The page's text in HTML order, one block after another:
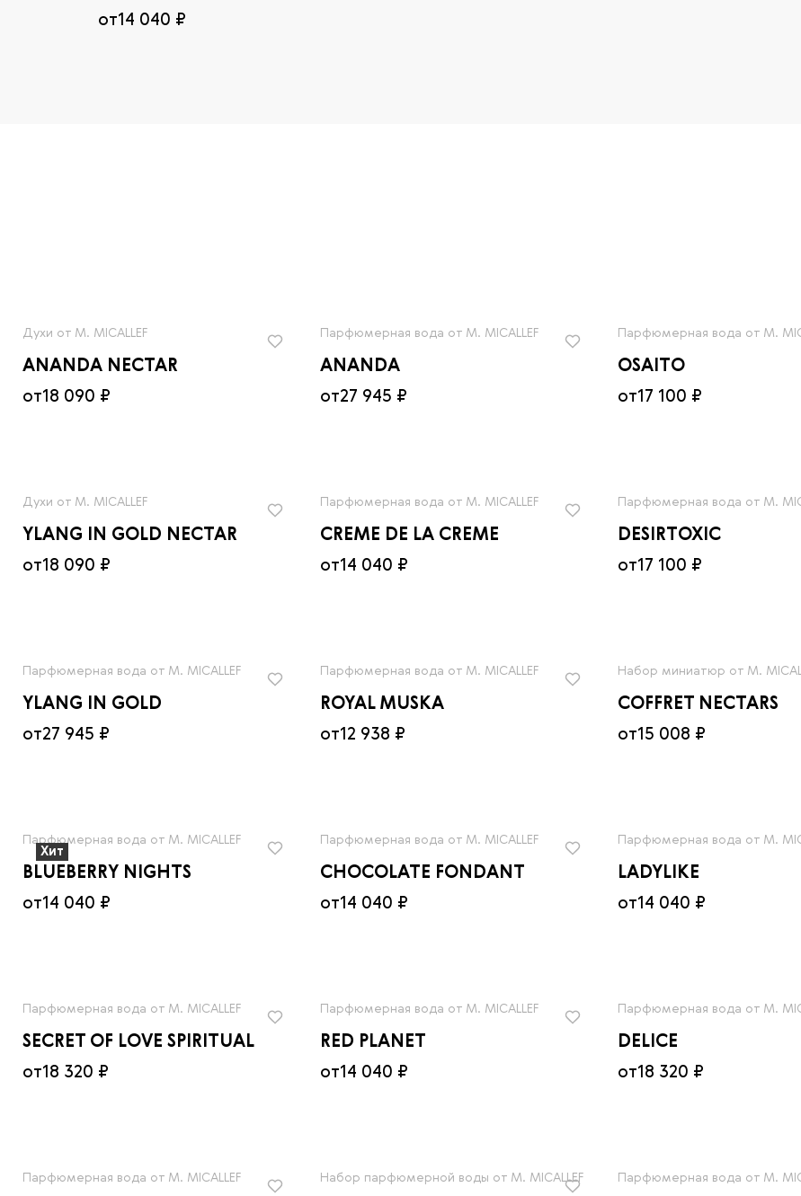
от14 040 ₽
Духи от M. MICALLEF
ANANDA NECTAR
от18 090 ₽
Парфюмерная вода от M. MICALLEF
ANANDA
от27 945 ₽
Парфюмерная вода от M.
OSAITO
от17 100 ₽
Духи от M. MICALLEF
YLANG IN GOLD NECTAR
от18 090 ₽
Парфюмерная вода от M. MICALLEF
CREME DE LA CREME
от14 040 ₽
Парфюмерная вода от M.
DESIRTOXIC
от17 100 ₽
Парфюмерная вода от M. MICALLEF
YLANG IN GOLD
от27 945 ₽
Парфюмерная вода от M. MICALLEF
ROYAL MUSKA
от12 938 ₽
Набор миниатюр от M.
COFFRET NECTARS
от15 008 ₽
Хит
Парфюмерная вода от M. MICALLEF
BLUEBERRY NIGHTS
от14 040 ₽
Парфюмерная вода от M. MICALLEF
CHOCOLATE FONDANT
от14 040 ₽
Парфюмерная вода от M.
LADYLIKE
от14 040 ₽
Парфюмерная вода от M. MICALLEF
SECRET OF LOVE SPIRITUAL
от18 320 ₽
Парфюмерная вода от M. MICALLEF
RED PLANET
от14 040 ₽
Парфюмерная вода от M.
DELICE
от18 320 ₽
Парфюмерная вода от M. MICALLEF Набор парфюмерной воды от M. MICALLEF Парфюмерная вода от M.